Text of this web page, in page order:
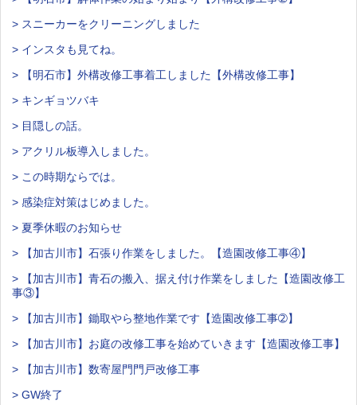
> スニーカーをクリーニングしました
> インスタも見てね。
> 【明石市】外構改修工事着工しました【外構改修工事】
> キンギョツバキ
> 目隠しの話。
> アクリル板導入しました。
> この時期ならでは。
> 感染症対策はじめました。
> 夏季休暇のお知らせ
> 【加古川市】石張り作業をしました。【造園改修工事④】
> 【加古川市】青石の搬入、据え付け作業をしました【造園改修工
事③】
> 【加古川市】鋤取やら整地作業です【造園改修工事➁】
> 【加古川市】お庭の改修工事を始めていきます【造園改修工事】
> 【加古川市】数寄屋門門戸改修工事
> GW終了